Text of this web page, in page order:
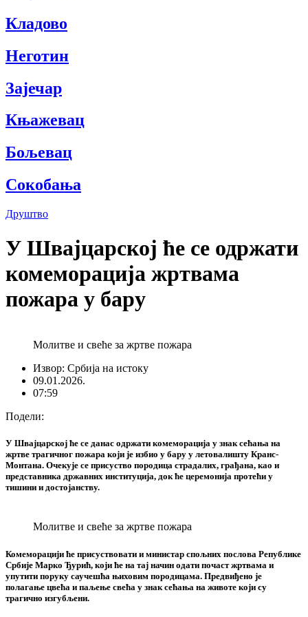
Кладово
Неготин
Зајечар
Књажевац
Бољевац
Сокобања
Друштво
У Швајцарској ће се одржати
комеморација жртвама
пожара у бару
Молитве и свеће за жртве пожара
Извор: Србија на истоку
09.01.2026.
07:59
Подели:
У Швајцарској ће се данас одржати комеморација у знак сећања на
жртве трагичног пожара који је избио у бару у летовалишту Кранс-
Монтана. Очекује се присуство породица страдалих, грађана, као и
представника државних институција, док ће церемонија протећи у
тишини и достојанству.
Молитве и свеће за жртве пожара
Комеморацији ће присуствовати и министар спољних послова Републике
Србије Марко Ђурић, који ће на тај начин одати почаст жртвама и
упутити поруку саучешћа њиховим породицама. Предвиђено је
полагање цвећа и паљење свећа у знак сећања на животе који су
трагично изгубљени.